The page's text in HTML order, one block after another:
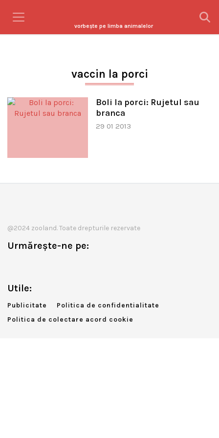
vorbeşte pe limba animalelor
vaccin la porci
Boli la porci: Rujetul sau
branca
29 01 2013
@2024 zooland. Toate drepturile rezervate
Urmărește-ne pe:
Utile:
Publicitate
Politica de confidentialitate
Politica de colectare acord cookie